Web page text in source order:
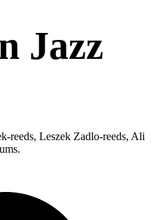
Jazz
reeds, Leszek Zadlo-reeds, Ali